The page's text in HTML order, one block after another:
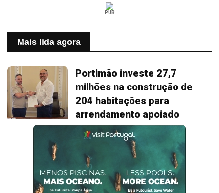
PUB
Mais lida agora
Portimão investe 27,7
milhões na construção de
204 habitações para
arrendamento apoiado